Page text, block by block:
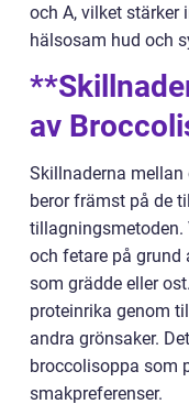
och A, vilket
hälsosam hud och
av
Skillnaderna
beror främst på de
tillagningsmetoden.
och fetare på grund
som grädde eller
proteinrika genom
andra grönsaker.
broccolisoppa som
smakpreferenser.